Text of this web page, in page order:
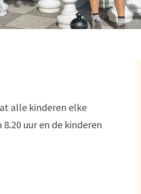
alle kinderen elke
uur en de kinderen